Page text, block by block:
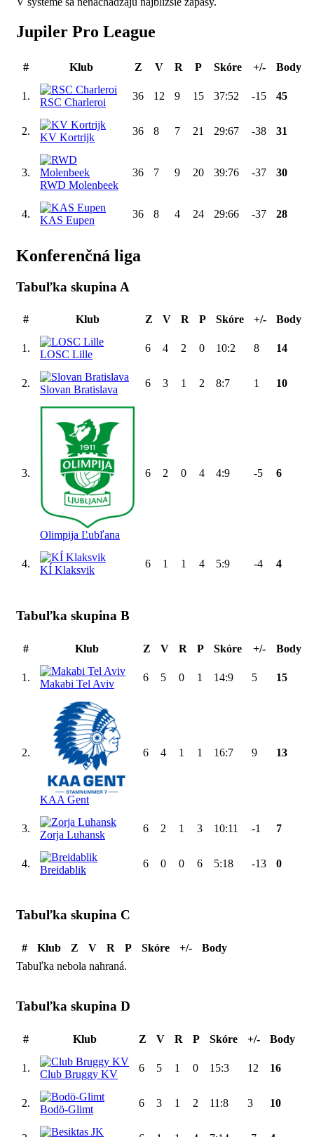
Jupiler Pro League
# Klub Z V R P Skóre +/- Body
1.
RSC Charleroi
36 12 9 15 37:52 -15 45
2.
KV Kortrijk
36 8 7 21 29:67 -38 31
3.
RWD Molenbeek
36 7 9 20 39:76 -37 30
4.
KAS Eupen
36 8 4 24 29:66 -37 28
Konferenčná liga
Tabuľka skupina A
# Klub Z V R P Skóre +/- Body
1.
LOSC Lille
6 4 2 0 10:2 8 14
2.
Slovan Bratislava
6 3 1 2 8:7 1 10
3.
Olimpija Ľubľana
6 2 0 4 4:9 -5 6
4.
KÍ Klaksvik
6 1 1 4 5:9 -4 4
Tabuľka skupina B
# Klub Z V R P Skóre +/- Body
1.
Makabi Tel Aviv
6 5 0 1 14:9 5 15
2.
KAA Gent
6 4 1 1 16:7 9 13
3.
Zorja Luhansk
6 2 1 3 10:11 -1 7
4.
Breidablik
6 0 0 6 5:18 -13 0
Tabuľka skupina C
# Klub Z V R P Skóre +/-
Body
Tabuľka nebola nahraná.
Tabuľka skupina D
# Klub Z V R P Skóre +/- Body
1.
Club Bruggy KV
6 5 1 0 15:3 12 16
2.
Bodö-Glimt
6 3 1 2 11:8 3 10